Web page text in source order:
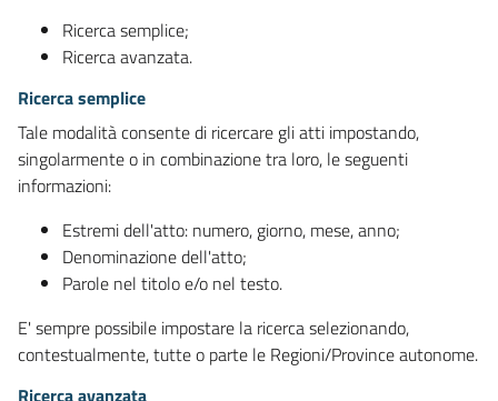
Ricerca semplice;
Ricerca avanzata.
Ricerca semplice
Tale modalità consente di ricercare gli atti impostando,
singolarmente o in combinazione tra loro, le seguenti
informazioni:
Estremi dell'atto: numero, giorno, mese, anno;
Denominazione dell'atto;
Parole nel titolo e/o nel testo.
E' sempre possibile impostare la ricerca selezionando,
contestualmente, tutte o parte le Regioni/Province autonome.
Ricerca avanzata